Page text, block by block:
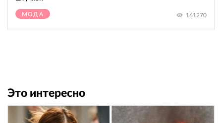
МОДА 161270
Это интересно